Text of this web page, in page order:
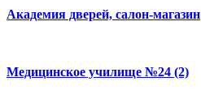
Академия дверей, салон-магазин
Медицинское училище №24 (2)